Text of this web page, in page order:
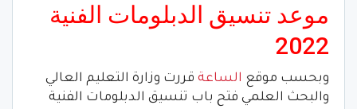
موعد تنسيق الدبلومات الفنية
2022
وبحسب موقع الساعة قررت وزارة التعليم العالي
والبحث العلمي فتح باب تنسيق الدبلومات الفنية